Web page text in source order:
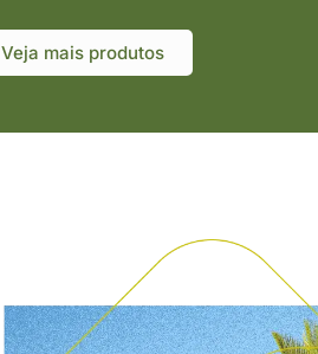
Veja mais produtos